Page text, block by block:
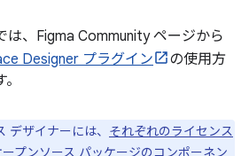
は、Figma Community ページから
Designer プラグイン
の使用方
デザイナーには、 それぞれのライセンス
プンソース パッケージのコンポーネン